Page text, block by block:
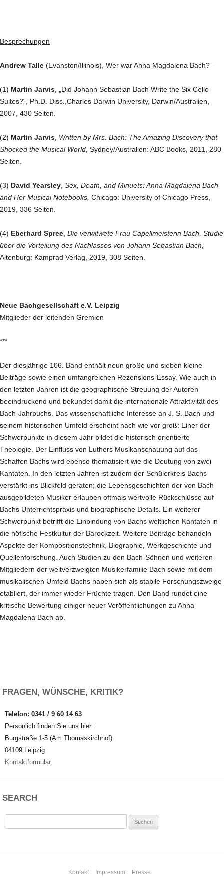
Besprechungen
Andrew Talle (Evanston/Illinois), Wer war Anna Magdalena Bach? –
(1) Martin Jarvis , „Did Johann Sebastian Bach Write the Six Cello
Suites?“, Ph.D. Diss.,Charles Darwin University, Darwin/Australien,
2007, 430 Seiten.
(2) Martin Jarvis Written by Mrs. Bach: The Amazing Discovery that
Shocked the Musical World, Sydney/Australien: ABC Books, 2011, 280
Seiten.
(3) David Yearsley Sex, Death, and Minuets: Anna Magdalena Bach
and Her Musical Notebooks, Chicago: University of Chicago Press,
2019, 336 Seiten.
(4) Eberhard Spree Die verwitwete Frau Capellmeisterin Bach. Studie
über die Verteilung des Nachlasses von Johann Sebastian Bach,
Altenburg: Kamprad Verlag, 2019, 308 Seiten.
Neue Bachgesellschaft e.V. Leipzig
Mitglieder der leitenden Gremien
***
Der diesjährige 106. Band enthält neun große und sieben kleine
Beiträge sowie einen umfangreichen Rezensions-Essay. Wie auch in
den letzten Jahren ist die geographische Streuung der Autoren
beeindruckend und bekundet damit die internationale Attraktivität des
Bach-Jahrbuchs. Das wissenschaftliche Interesse an J. S. Bach und
seinem historischen Umfeld erscheint nach wie vor groß: Einer der
Schwerpunkte in diesem Jahr bildet die historisch orientierte
Theologie. Der Einfluss von Luthers Musikanschauung auf das
Schaffen Bachs wird ebenso thematisiert wie die Deutung von zwei
Kantaten. In den letzten Jahren ist zudem der Schülerkreis Bachs
verstärkt ins Blickfeld geraten; die Lebensgeschichten der von Bach
ausgebildeten Musiker erlauben oftmals wertvolle Rückschlüsse auf
Bachs Unterrichtspraxis und biographische Details. Ein weiterer
Schwerpunkt betrifft die Einbindung von Bachs weltlichen Kantaten in
die höfische Festkultur der Barockzeit. Weitere Beiträge behandeln
Aspekte der Kompositionstechnik, Biographie, Werkgeschichte und
Quellenforschung. Auch Studien zu den Bach-Söhnen und weiteren
Mitgliedern der weitverzweigten Musikerfamilie Bach sowie mit dem
musikalischen Umfeld Bachs haben sich als stabile Forschungszweige
etabliert, der immer wieder Früchte tragen. Den Band rundet eine
kritische Bewertung einiger neuer Veröffentlichungen zu Anna
Magdalena Bach ab.
FRAGEN, WÜNSCHE, KRITIK?
Telefon: 0341 / 9 60 14 63
Persönlich finden Sie uns hier:
Burgstraße 1-5 (Am Thomaskirchhof)
04109 Leipzig
Kontaktformular
SEARCH
Kontakt Impressum Presse